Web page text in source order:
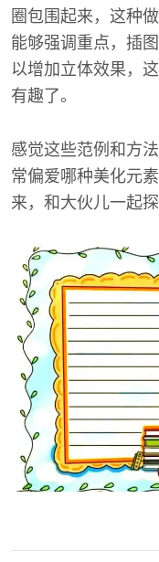
圈包围起来，这种
能够强调重点，插
以增加立体效果，
有趣了。
感觉这些范例和方
常偏爱哪种美化元
来，和大伙儿一起探